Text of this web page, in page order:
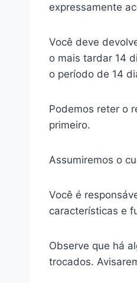
expressamente
Você deve
o mais tardar 14
o período de 14
Podemos reter o
primeiro.
Assumiremos o
Você é
características e
Observe que há
trocados.